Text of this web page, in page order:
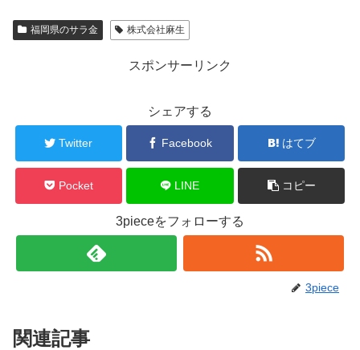
福岡県のサラ金 株式会社麻生
スポンサーリンク
シェアする
Twitter Facebook はてブ
Pocket LINE コピー
3pieceをフォローする
3piece
関連記事